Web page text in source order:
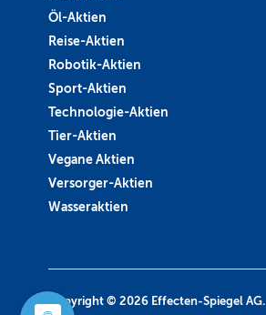
Öl-Aktien
Reise-Aktien
Robotik-Aktien
Sport-Aktien
Technologie-Aktien
Tier-Aktien
Vegane Aktien
Versorger-Aktien
Wasseraktien
Copyright © 2026 Effecten-Spiegel AG.